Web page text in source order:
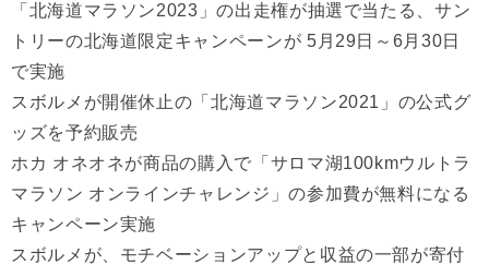
「北海道マラソン2023」の出走権が抽選で当たる、サン
トリーの北海道限定キャンペーンが 5月29日～6月30日
で実施
スボルメが開催休止の「北海道マラソン2021」の公式グ
ッズを予約販売
ホカ オネオネが商品の購入で「サロマ湖100kmウルトラ
マラソン オンラインチャレンジ」の参加費が無料になる
キャンペーン実施
スボルメが、モチベーションアップと収益の一部が寄付